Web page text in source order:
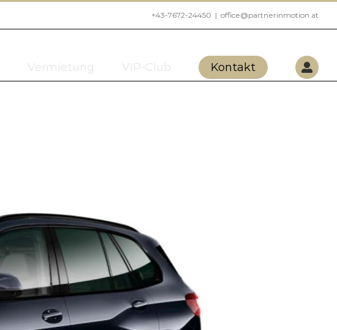
+43-7672-24450 | office@partnerinmotion.at
Vermietung VIP-Club Kontakt